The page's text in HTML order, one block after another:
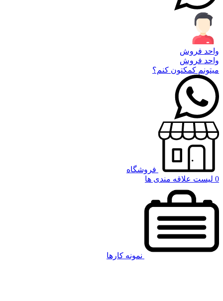
واحد فروش
واحد فروش
میتونم کمکتون کنم؟
فروشگاه
0 لیست علاقه مندی ها
نمونه کارها